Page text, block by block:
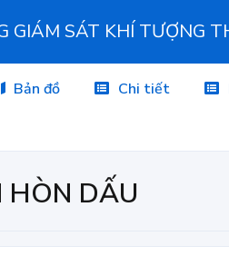
GIÁM SÁT KHÍ TƯỢNG
Bản đồ Chi tiết
DẤU